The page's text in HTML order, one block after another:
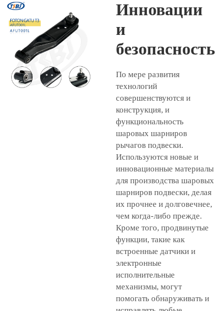
Инновации
и
безопасность
По мере развития
технологий
совершенствуются и
конструкция, и
функциональность
шаровых шарниров
рычагов подвески.
Используются новые и
инновационные материалы
для производства шаровых
шарниров подвески, делая
их прочнее и долговечнее,
чем когда-либо прежде.
Кроме того, продвинутые
функции, такие как
встроенные датчики и
электронные
исполнительные
механизмы, могут
помогать обнаруживать и